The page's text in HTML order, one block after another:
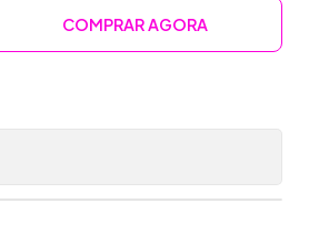
COMPRAR AGORA